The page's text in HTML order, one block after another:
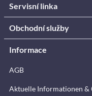
Servisní linka
Obchodní služby
Informace
AGB
Aktuelle Informationen &